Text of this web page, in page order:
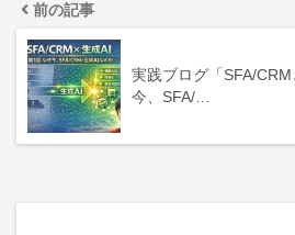
前の記事
実践ブログ「SFA/
今、SFA/…